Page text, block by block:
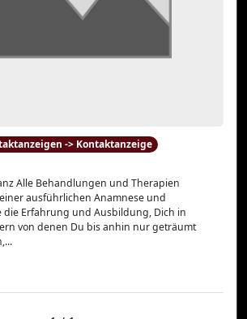
-> Kontaktanzeige
Alle Behandlungen und Therapien
ausführlichen Anamnese und
die Erfahrung und Ausbildung, Dich in
von denen Du bis anhin nur geträumt